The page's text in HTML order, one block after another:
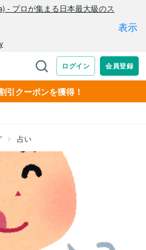
引クーポンを獲得！
占い